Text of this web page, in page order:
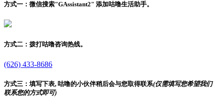
方式一： 微信搜索"GAssistant2" 添加咕噜生活助手。
方式二： 拨打咕噜咨询热线。
(626) 433-8686
方式三： 填写下表, 咕噜的小伙伴稍后会与您取得联系(仅需填写您希望我们
联系您的方式即可)